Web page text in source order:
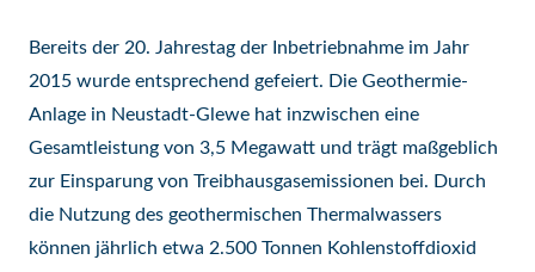
Bereits der 20. Jahrestag der Inbetriebnahme im Jahr
2015 wurde entsprechend gefeiert. Die Geothermie-
Anlage in Neustadt-Glewe hat inzwischen eine
Gesamtleistung von 3,5 Megawatt und trägt maßgeblich
zur Einsparung von Treibhausgasemissionen bei. Durch
die Nutzung des geothermischen Thermalwassers
können jährlich etwa 2.500 Tonnen Kohlenstoffdioxid